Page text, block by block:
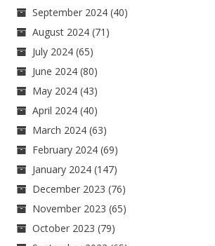
September 2024 (40)
August 2024 (71)
July 2024 (65)
June 2024 (80)
May 2024 (43)
April 2024 (40)
March 2024 (63)
February 2024 (69)
January 2024 (147)
December 2023 (76)
November 2023 (65)
October 2023 (79)